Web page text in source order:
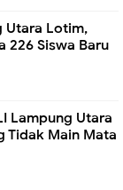
Utara Lotim,
226 Siswa Baru
Lampung Utara
Tidak Main Mata